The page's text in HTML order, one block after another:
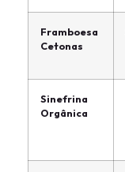
Framboesa
Cetonas
Sinefrina
Orgânica